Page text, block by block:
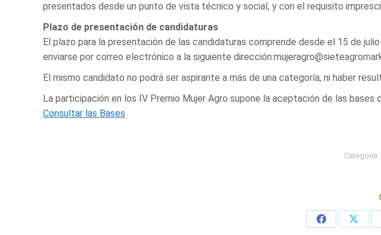
presentados desde un punto de vista técnico y social, y con el requisito
Plazo de presentación de candidaturas
El plazo para la presentación de las candidaturas comprende desde el 15 de
enviarse por correo electrónico a la siguiente
El mismo candidato no podrá ser aspirante a más de una categoría, ni haber
La participación en los IV Premio Mujer Agro supone la aceptación de las
Consultar las Bases
Categoria:
Share
Share